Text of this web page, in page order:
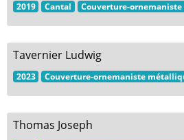
2019 Cantal Couverture-
Tavernier Ludwig
2023 Couverture-ornemaniste
Thomas Joseph